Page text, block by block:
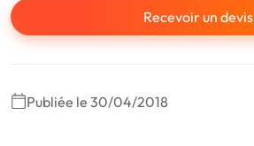
Recevoir un devis
Publiée le 30/04/2018